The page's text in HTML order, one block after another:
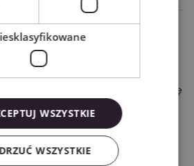
mogę powiedzieć jedynie, że
nie nadaje projektom tak
jak złocenie. Idealnie sprawdzi się
podziękowań, kartek
również do personalizowania
Jeśli więc zajmujesz się
czegoś, co urozmaici Twoje
WSZYSTKIE
WSZYSTKIE